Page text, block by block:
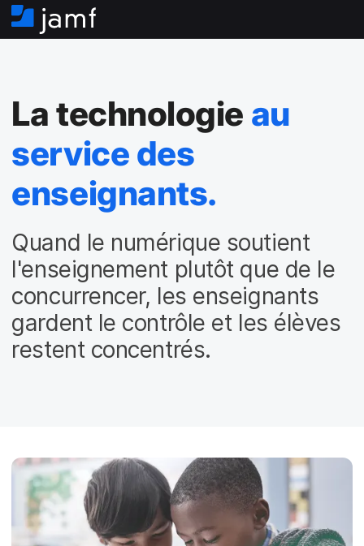
A
c
La technologie au
service des
enseignants.
Quand le numérique soutient
l'enseignement plutôt que de le
concurrencer, les enseignants
gardent le contrôle et les élèves
restent concentrés.